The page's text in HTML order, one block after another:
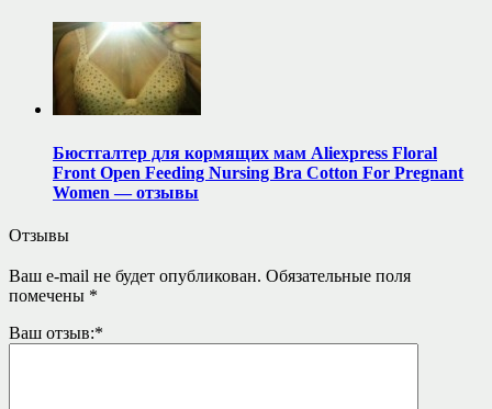
Бюстгалтер для кормящих мам Aliexpress Floral
Front Open Feeding Nursing Bra Cotton For Pregnant
Women — отзывы
Отзывы
Ваш e-mail не будет опубликован. Обязательные поля
помечены *
Ваш отзыв:*